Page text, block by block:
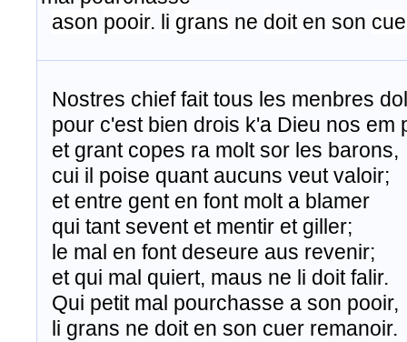
ason pooir. li grans ne doiten son
Nostres chief fait tous les menbres
pour c'est bien drois k'a Dieu nos em
​ et grant copes ra molt sor les barons,
cui il poise quant aucuns veut valoir;
​ et entre gent en font molt a blamer
qui tant sevent et mentir et giller;
le mal en font deseure aus revenir;
​ et qui mal quiert, maus ne li doit falir.
Qui petit mal pourchasse a son pooir,
li grans ne doit en son cuer remanoir.